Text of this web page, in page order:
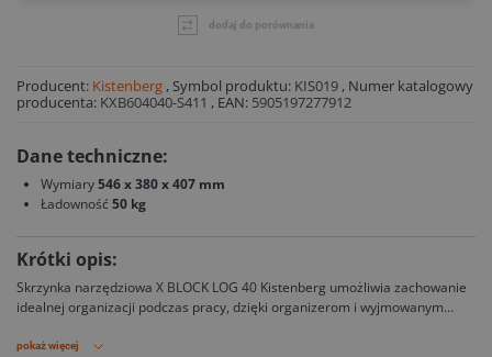
dodaj do porównania
Producent: Kistenberg , Symbol produktu: KIS019 , Numer katalogowy
producenta: KXB604040-S411 , EAN: 5905197277912
Dane techniczne:
Wymiary546 x 380 x 407 mm
Ładowność 50 kg
Krótki opis:
Skrzynka narzędziowa X BLOCK LOG 40 Kistenberg umożliwia zachowanie
idealnej organizacji podczas pracy, dzięki organizerom i wyjmowanym
wbudowaną w pokrywę. Skrzynia może pełnić funkcję podestu roboczego z
pokaż więcej